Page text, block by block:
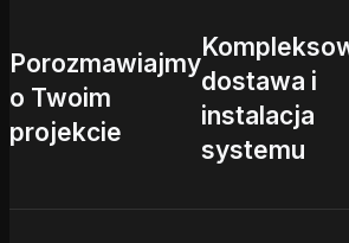
Porozmawiajmy
o Twoim
projekcie
dostawa i
instalacja
systemu